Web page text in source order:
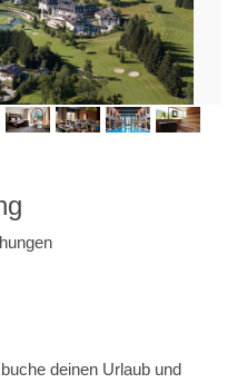
deinen Urlaub und